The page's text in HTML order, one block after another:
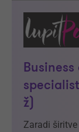
ž)
Zaradi